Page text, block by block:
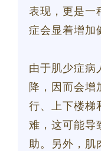
表现，更是一
症会显着增加
由于肌少症病
降，因而会增
行、上下楼梯
难，这可能导
助。另外，肌